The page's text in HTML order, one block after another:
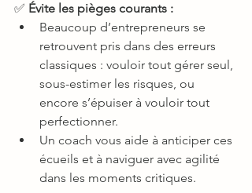
✅ Évite les pièges courants :
Beaucoup d’entrepreneurs se
retrouvent pris dans des erreurs
classiques : vouloir tout gérer seul,
sous-estimer les risques, ou
encore s’épuiser à vouloir tout
perfectionner.
Un coach vous aide à anticiper ces
écueils et à naviguer avec agilité
dans les moments critiques.